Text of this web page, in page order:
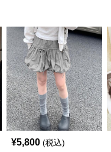
¥5,800 (税込)